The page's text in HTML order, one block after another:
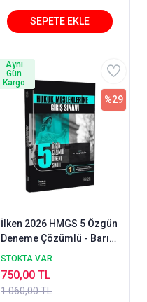
İlken 2026 HMGS 5 Özgün
Deneme Çözümlü - Barış
Küçük İlken Yayıncılık
STOKTA VAR
1.060,00 TL
%29
750,00 TL
Aynı
Gün
Kargo